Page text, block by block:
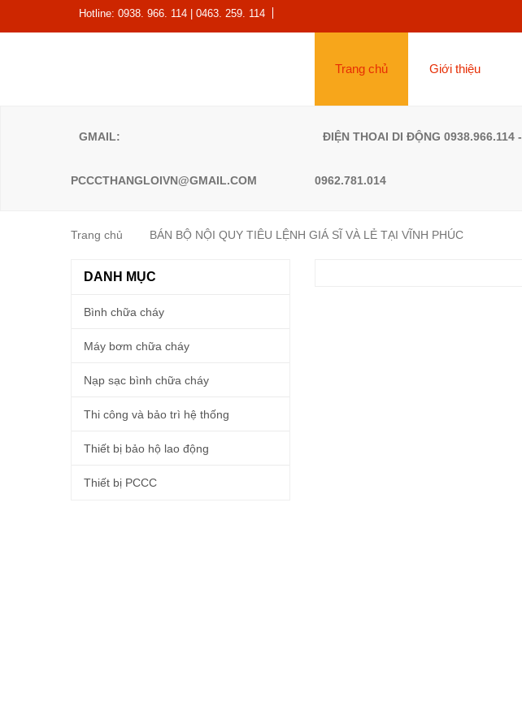
Hotline: 0938. 966. 114 | 0463. 259. 114
Trang chủ Giới thiệu
GMAIL:
PCCCTHANGLOIVN@GMAIL.COM
ĐIỆN THOAI DI ĐỘNG 0938.966.114 -
0962.781.014
Trang chủ BÁN BỘ NỘI QUY TIÊU LỆNH GIÁ SĨ VÀ LẺ TẠI VĨNH PHÚC
DANH MỤC
Bình chữa cháy
Máy bơm chữa cháy
Nạp sạc bình chữa cháy
Thi công và bảo trì hệ thống
Thiết bị bảo hộ lao động
Thiết bị PCCC